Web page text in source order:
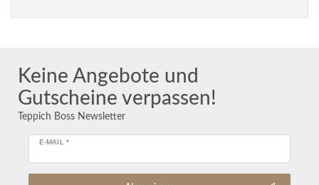
Keine Angebote und
Gutscheine verpassen!
Teppich Boss Newsletter
E-MAIL *